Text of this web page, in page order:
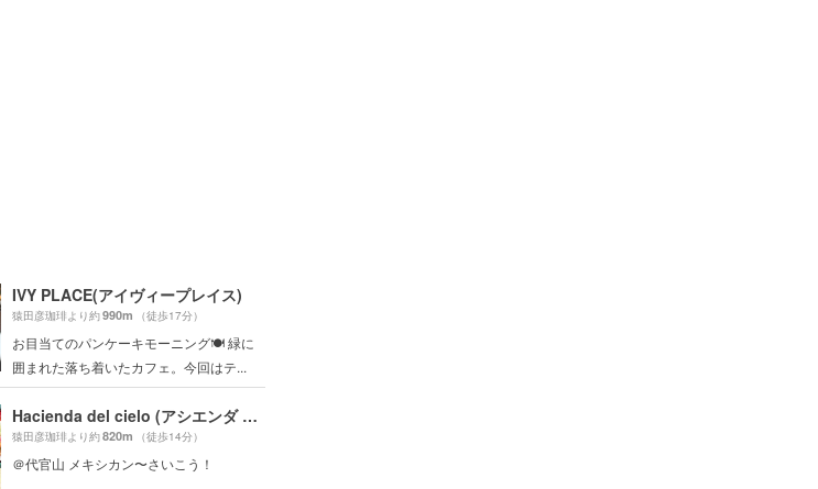
IVY PLACE(アイヴィープレイス)
猿田彦珈琲より約990m （徒歩17分）
お目当てのパンケーキモーニング🍽 緑に
囲まれた落ち着いたカフェ。今回はテ...
Hacienda del cielo (アシエンダ デル シエロ)
猿田彦珈琲より約820m （徒歩14分）
＠代官山 メキシカン〜さいこう！